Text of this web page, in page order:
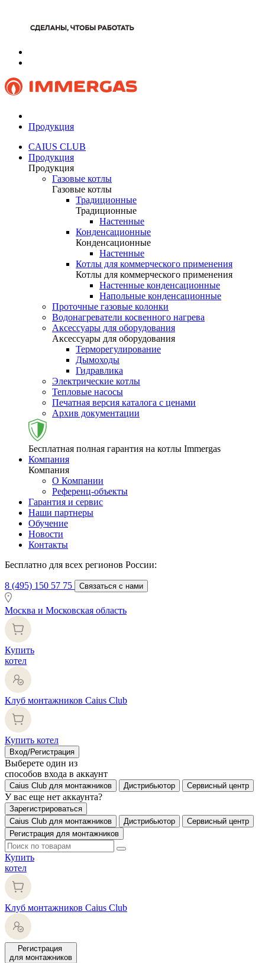
Продукция
CAIUS CLUB
Продукция
Продукция
Газовые котлы
Газовые котлы
Традиционные
Традиционные
Настенные
Конденсационные
Конденсационные
Настенные
Котлы для коммерческого применения
Котлы для коммерческого применения
Настенные конденсационные
Напольные конденсационные
Проточные газовые колонки
Водонагреватели косвенного нагрева
Аксессуары для оборудования
Аксессуары для оборудования
Терморегулирование
Дымоходы
Гидравлика
Электрические котлы
Тепловые насосы
Печатная версия каталога с ценами
Архив документации
Бесплатная полная гарантия на котлы Immergas
Компания
Компания
О Компании
Референц-объекты
Гарантия и сервис
Наши партнеры
Обучение
Новости
Контакты
Бесплатно для всех регионов России:
8 (495) 150 57 75 Связаться с нами
Москва и Московская область
Купить
котел
Клуб монтажников Caius Club
Купить котел
Вход/Регистрация
Выберете один из
способов входа в аккаунт
Caius Club для монтажников Дистрибьютор Сервисный центр
У вас еще нет аккаунта?
Зарегистрироваться
Caius Club для монтажников
Дистрибьютор
Сервисный центр
Регистрация для монтажников
Купить
котел
Клуб монтажников Caius Club
Регистрация
для монтажников